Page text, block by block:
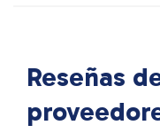
Reseñas